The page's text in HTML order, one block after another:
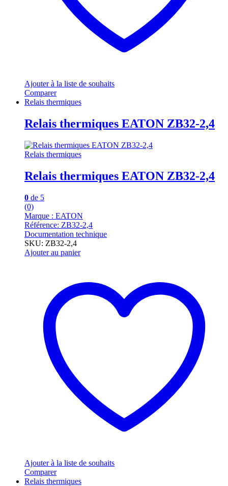
Ajouter à la liste de souhaits
Comparer
Relais thermiques
Relais thermiques EATON ZB32-2,4
Relais thermiques
Relais thermiques EATON ZB32-2,4
0 de 5
(0)
Marque : EATON
Référence: ZB32-2,4
Documentation technique
SKU: ZB32-2,4
Ajouter au panier
Ajouter à la liste de souhaits
Comparer
Relais thermiques